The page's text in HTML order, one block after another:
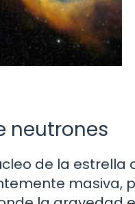
neutrones
de la
masiva,